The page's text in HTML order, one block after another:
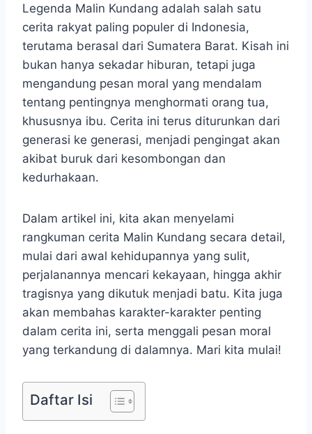
Legenda Malin Kundang adalah salah satu
cerita rakyat paling populer di Indonesia,
terutama berasal dari Sumatera Barat. Kisah ini
bukan hanya sekadar hiburan, tetapi juga
mengandung pesan moral yang mendalam
tentang pentingnya menghormati orang tua,
khususnya ibu. Cerita ini terus diturunkan dari
generasi ke generasi, menjadi pengingat akan
akibat buruk dari kesombongan dan
kedurhakaan.
Dalam artikel ini, kita akan menyelami
rangkuman cerita Malin Kundang secara detail,
mulai dari awal kehidupannya yang sulit,
perjalanannya mencari kekayaan, hingga akhir
tragisnya yang dikutuk menjadi batu. Kita juga
akan membahas karakter-karakter penting
dalam cerita ini, serta menggali pesan moral
yang terkandung di dalamnya. Mari kita mulai!
Daftar Isi